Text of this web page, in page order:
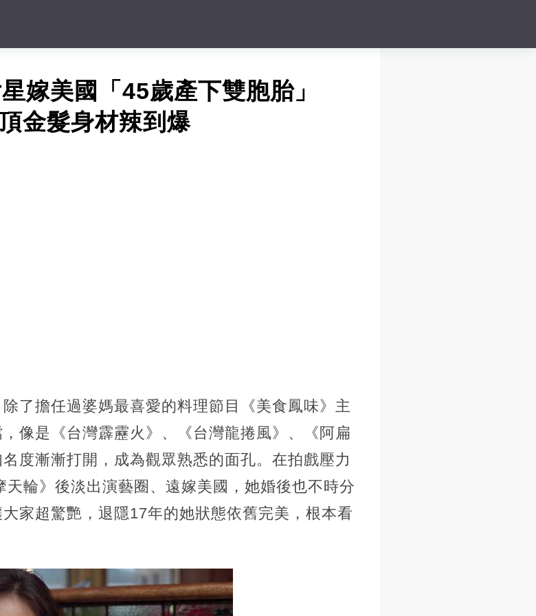
嫁美國「45歲產下雙胞胎」
金髮身材辣到爆
了擔任過婆媽最喜愛的料理節目《美食鳳味》主
像是《台灣霹靂火》、《台灣龍捲風》、《阿扁
度漸漸打開，成為觀眾熟悉的面孔。在拍戲壓力
輪》後淡出演藝圈、遠嫁美國，她婚後也不時分
家超驚艷，退隱17年的她狀態依舊完美，根本看